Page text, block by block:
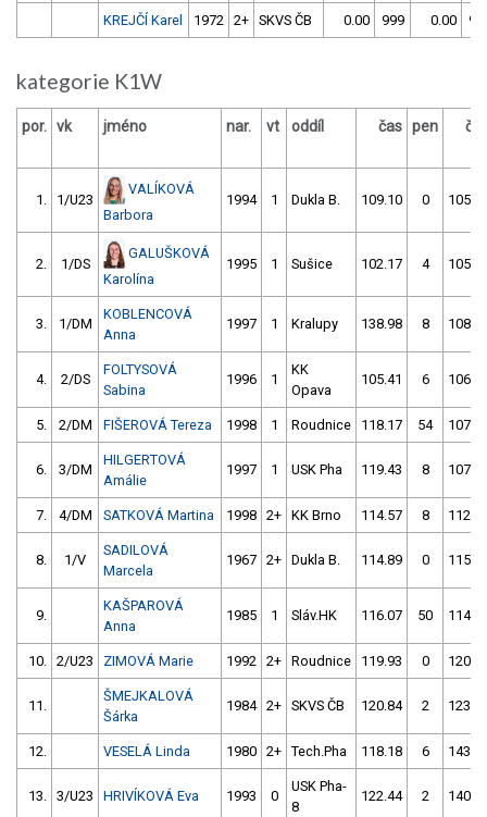
KREJČÍ Karel 1972 2+ SKVS ČB 0.00 999 0.00
kategorie K1W
por. vk jméno nar. vt oddíl čas pen
1. 1/U23
VALÍKOVÁ
Barbora
1994 1 Dukla B. 109.10 0
2. 1/DS
GALUŠKOVÁ
Karolína
1995 1 Sušice 102.17 4
3. 1/DM
KOBLENCOVÁ
Anna
1997 1 Kralupy 138.98 8
4. 2/DS
FOLTYSOVÁ
Sabina
1996 1
KK
Opava
105.41 6
5. 2/DM FIŠEROVÁ Tereza 1998 1 Roudnice 118.17 54
6. 3/DM
HILGERTOVÁ
Amálie
1997 1 USK Pha 119.43 8
7. 4/DM SATKOVÁ Martina 1998 2+ KK Brno 114.57 8
8. 1/V
SADILOVÁ
Marcela
1967 2+ Dukla B. 114.89 0
9.
KAŠPAROVÁ
Anna
1985 1 Sláv.HK 116.07 50
10. 2/U23 ZIMOVÁ Marie 1992 2+ Roudnice 119.93 0
11.
ŠMEJKALOVÁ
Šárka
1984 2+ SKVS ČB 120.84 2
12. VESELÁ Linda 1980 2+ Tech.Pha 118.18 6
13. 3/U23 HRIVÍKOVÁ Eva 1993 0
USK Pha-
8
122.44 2